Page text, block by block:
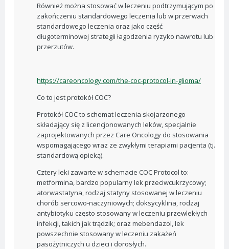
Również można stosować w leczeniu podtrzymującym po
zakończeniu standardowego leczenia lub w przerwach
standardowego leczenia oraz jako część
długoterminowej strategii łagodzenia ryzyko nawrotu lub
przerzutów.
https://careoncology.com/the-coc-protocol-in-glioma/
Co to jest protokół COC?
Protokół COC to schemat leczenia skojarzonego
składający się z licencjonowanych leków, specjalnie
zaprojektowanych przez Care Oncology do stosowania
wspomagającego wraz ze zwykłymi terapiami pacjenta (tj.
standardową opieką).
Cztery leki zawarte w schemacie COC Protocol to:
metformina, bardzo popularny lek przeciwcukrzycowy;
atorwastatyna, rodzaj statyny stosowanej w leczeniu
chorób sercowo-naczyniowych; doksycyklina, rodzaj
antybiotyku często stosowany w leczeniu przewlekłych
infekcji, takich jak trądzik; oraz mebendazol, lek
powszechnie stosowany w leczeniu zakażeń
pasożytniczych u dzieci i dorosłych.